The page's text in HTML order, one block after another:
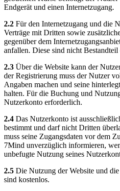
Endgerät und einen Internetzugang.
2.2 Für den Internetzugang und die
Verträge mit Dritten sowie
gegenüber dem
anfallen. Diese sind nicht
2.3 Über die Website kann der
der Registrierung muss der Nutzer
Angaben machen und seine
halten. Für die Buchung und
Nutzerkonto erforderlich.
2.4 Das Nutzerkonto ist
bestimmt und darf nicht Dritten
muss seine Zugangsdaten vor dem
7Mind unverzüglich informieren,
unbefugte Nutzung seines
2.5 Die Nutzung der Website und
sind kostenlos.